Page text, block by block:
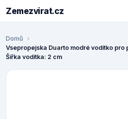
Zemezvirat.cz
Domů
Vsepropejska Duarto modré vodítko pro
Šířka vodítka: 2 cm